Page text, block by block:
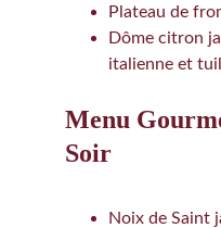
Plateau de
Dôme citron
italienne et
Menu
Soir
Noix de Saint